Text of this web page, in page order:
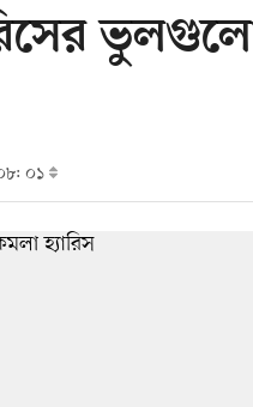
০১